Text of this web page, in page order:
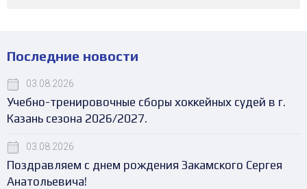
Последние новости
03.08.2026
Учебно-тренировочные сборы хоккейных судей в г.
Казань сезона 2026/2027.
03.08.2026
Поздравляем с днем рождения Закамского Сергея
Анатольевича!